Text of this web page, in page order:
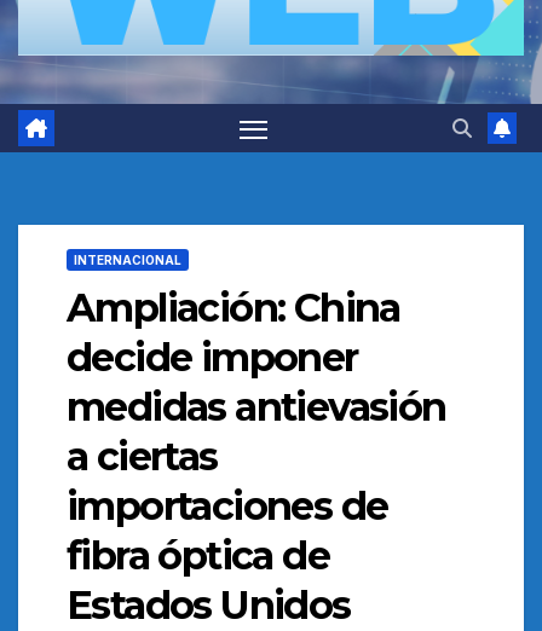
INTERNACIONAL
Ampliación: China
decide imponer
medidas antievasión
a ciertas
importaciones de
fibra óptica de
Estados Unidos